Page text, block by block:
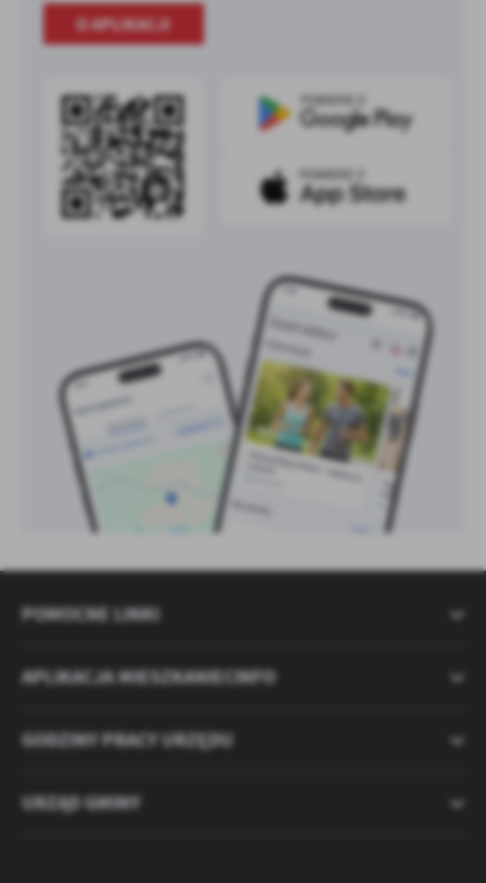
O APLIKACJI
POMOCNE LINKI
APLIKACJA MIESZKANIECINFO
GODZINY PRACY URZĘDU
URZĄD GMINY